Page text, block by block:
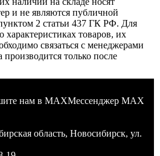
и не являются публичной
2 статьи 437 ГК РФ. Для
товаров, их
связаться с менеджерами
только после
Мессенджер MAX
область, Новосибирск, ул.